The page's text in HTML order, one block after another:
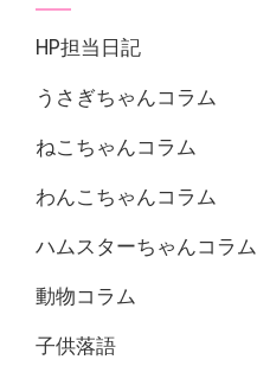
HP担当日記
うさぎちゃんコラム
ねこちゃんコラム
わんこちゃんコラム
ハムスターちゃんコラム
動物コラム
子供落語